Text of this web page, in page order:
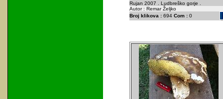
Rujan 2007 . Ludbreško gorje .
Autor : Remar Željko
Broj klikova :694 Com :0